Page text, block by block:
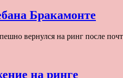
Бракамонте
вернулся на ринг после
на ринге